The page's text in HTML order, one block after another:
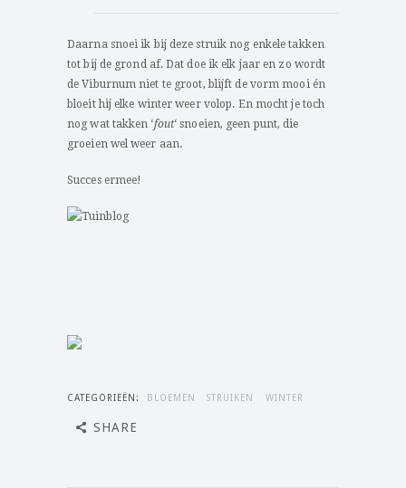
Daarna snoei ik bij deze struik nog enkele takken
tot bij de grond af. Dat doe ik elk jaar en zo wordt
de Viburnum niet te groot, blijft de vorm mooi én
bloeit hij elke winter weer volop. En mocht je toch
nog wat takken ‘fout‘ snoeien, geen punt, die
groeien wel weer aan.
Succes ermee!
CATEGORIEËN: BLOEMEN STRUIKEN WINTER
SHARE